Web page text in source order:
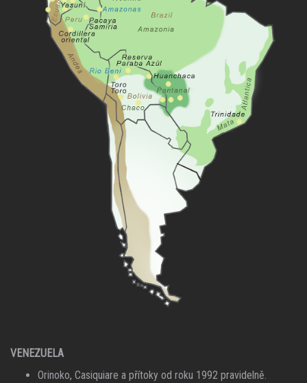
VENEZUELA
Orinoko, Casiquiare a přítoky od roku 1992 pravidelně.